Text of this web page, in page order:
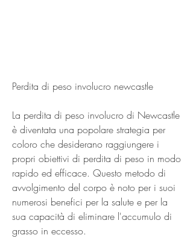
Perdita di peso involucro newcastle
La perdita di peso involucro di Newcastle
è diventata una popolare strategia per
coloro che desiderano raggiungere i
propri obiettivi di perdita di peso in modo
rapido ed efficace. Questo metodo di
avvolgimento del corpo è noto per i suoi
numerosi benefici per la salute e per la
sua capacità di eliminare l'accumulo di
grasso in eccesso.